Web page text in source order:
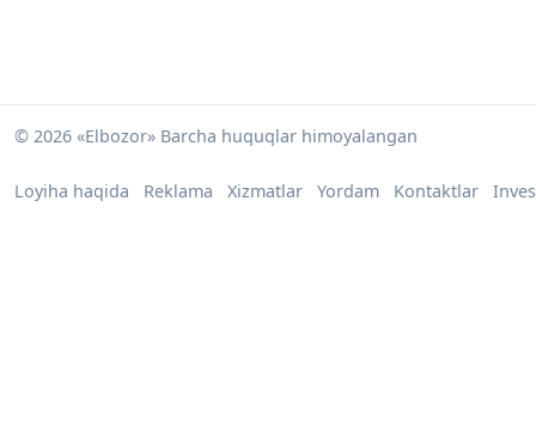
© 2026 «Elbozor» Barcha huquqlar himoyalangan
Loyiha haqida Reklama Xizmatlar Yordam Kontaktlar